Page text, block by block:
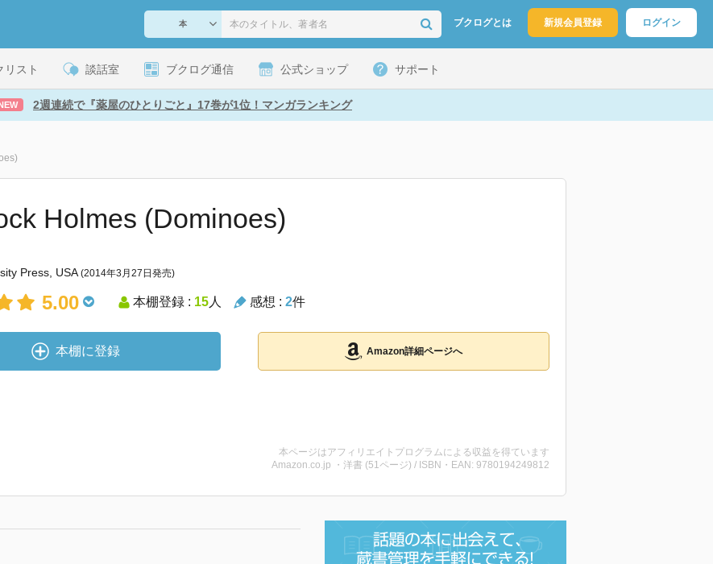
ブクログとは 新規会員登録 ログイン
リスト 談話室 ブクログ通信 公式ショップ サポート
2週連続で『薬屋のひとりごと』17巻が1位！マンガランキング
Holmes (Dominoes)
Press, USA(2014年3月27日発売)
5.00 本棚登録 : 15人 感想 : 2件
本棚に登録 Amazon詳細ページへ
本ページはアフィリエイトプログラムによる収益を得ています
Amazon.co.jp ・洋書 (51ページ) / ISBN・EAN: 9780194249812